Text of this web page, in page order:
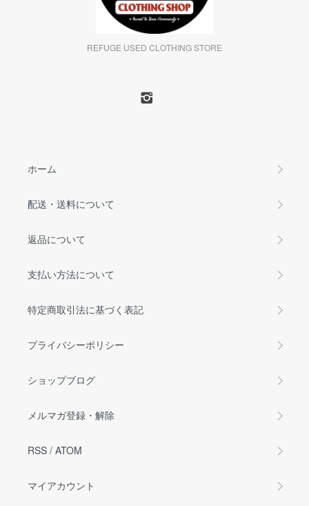
REFUGE USED CLOTHING STORE
ホーム
配送・送料について
返品について
支払い方法について
特定商取引法に基づく表記
プライバシーポリシー
ショップブログ
メルマガ登録・解除
RSS / ATOM
マイアカウント